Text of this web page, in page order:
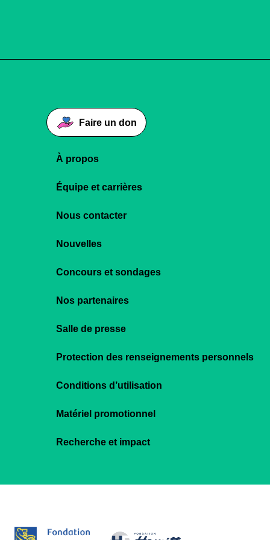
Faire un don
À propos
Équipe et carrières
Nous contacter
Nouvelles
Concours et sondages
Nos partenaires
Salle de presse
Protection des renseignements personnels
Conditions d’utilisation
Matériel promotionnel
Recherche et impact